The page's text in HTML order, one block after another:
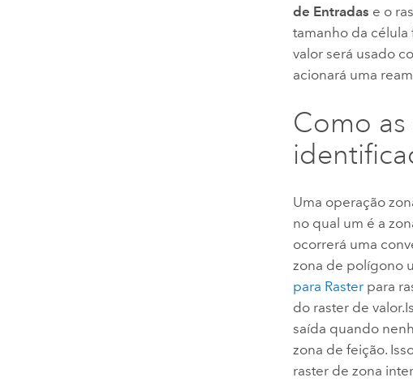
de Entradas e o
tamanho da célula
valor será usado
acionará uma
Como
Uma operação
no qual um é a
ocorrerá uma
zona de polígono
para Raster para
do raster de valor.
saída quando
zona de feição.
raster de zona